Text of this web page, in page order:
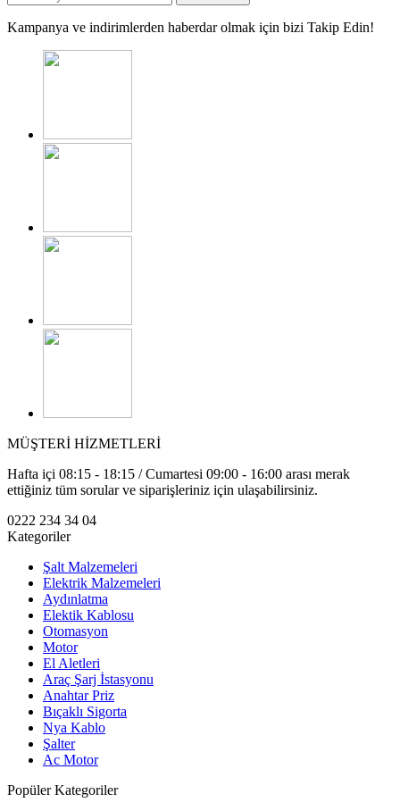
Kampanya ve indirimlerden haberdar olmak için bizi Takip Edin!
MÜŞTERİ HİZMETLERİ
Hafta içi 08:15 - 18:15 / Cumartesi 09:00 - 16:00 arası merak
ettiğiniz tüm sorular ve siparişleriniz için ulaşabilirsiniz.
0222 234 34 04
Kategoriler
Şalt Malzemeleri
Elektrik Malzemeleri
Aydınlatma
Elektik Kablosu
Otomasyon
Motor
El Aletleri
Araç Şarj İstasyonu
Anahtar Priz
Bıçaklı Sigorta
Nya Kablo
Şalter
Ac Motor
Popüler Kategoriler